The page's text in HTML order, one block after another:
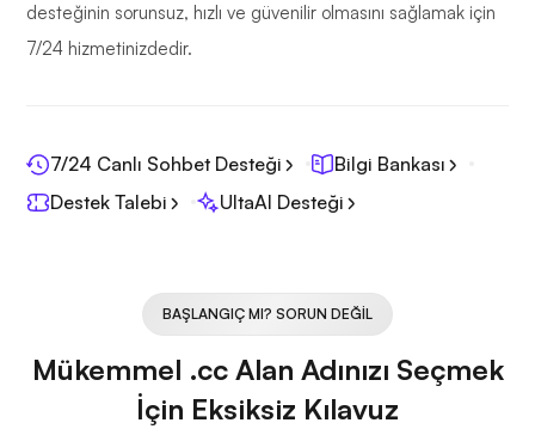
desteğinin sorunsuz, hızlı ve güvenilir olmasını sağlamak için
7/24 hizmetinizdedir.
7/24 Canlı Sohbet Desteği
Bilgi Bankası
Destek Talebi
UltaAI Desteği
BAŞLANGIÇ MI? SORUN DEĞIL
Mükemmel .cc Alan Adınızı Seçmek
İçin Eksiksiz Kılavuz